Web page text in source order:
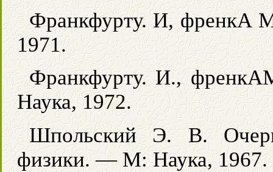
Франкфурту. И, френкА
1971.
Франкфурту. И.,
Наука, 1972.
Шпольский Э. В.
физики. — М: Наука, 1967.